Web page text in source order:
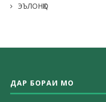
ЭЪЛОНҲО
ДАР БОРАИ МО